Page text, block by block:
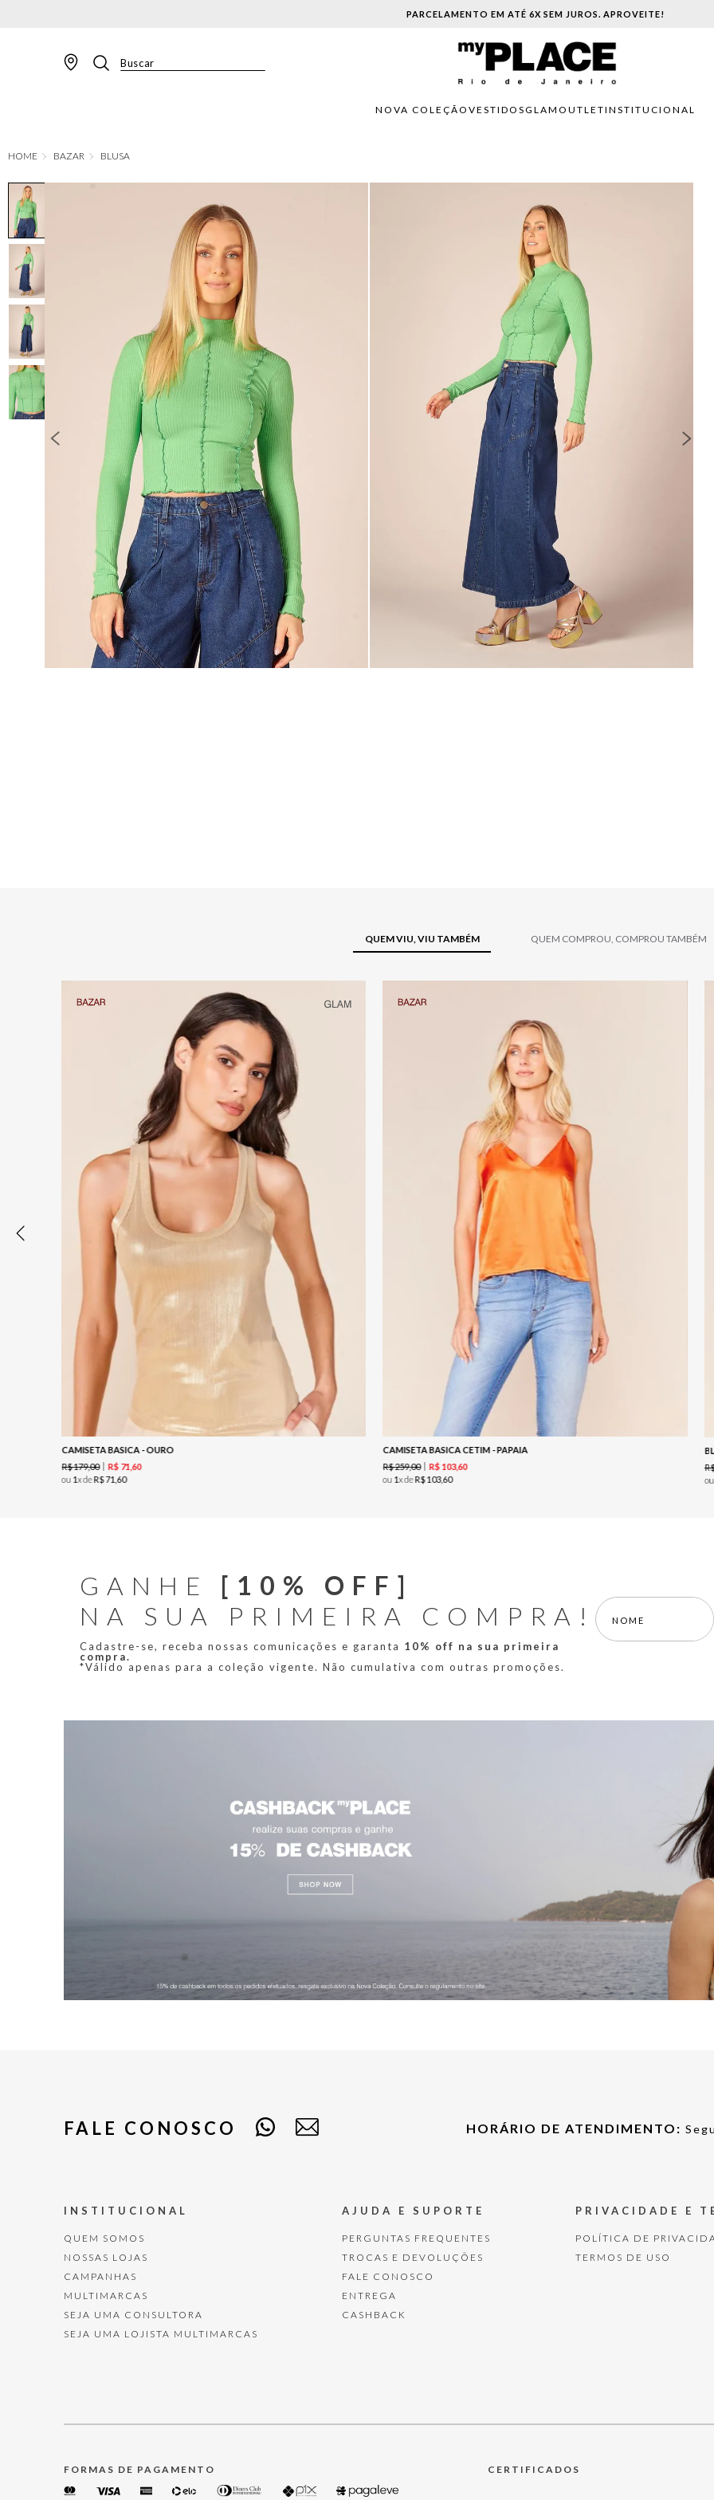
PARCELAMENTO EM ATÉ 6X SEM JUROS. APROVEITE!
Buscar
CALÇA JEANS
SHORT
COLETE
NOVA COLEÇÃO VESTIDOSGLAM OUTLETINSTITUCIONAL
BAZAR BLUSA
QUEM VIU, VIU TAMBÉM QUEM COMPROU, COMPROU TAMBÉM
CAMISETA BASICA - OURO
R$179,00 R$ 71 ,60
ou 1x deR$71 60
CAMISETA BASICA CETIM - PAPAIA
R$259,00 R$ 103,60
ou 1x deR$103,60
ou
GANHE [10% OFF]
NA SUA PRIMEIRA COMPRA!
Cadastre-se, receba nossas comunicações e garanta 10% off na sua primeira
compra.
*Válido apenas para a coleção vigente. Não cumulativa com outras promoções.
FALE CONOSCO HORÁRIO DE ATENDIMENTO:
INSTITUCIONAL
QUEM SOMOS
NOSSAS LOJAS
CAMPANHAS
MULTIMARCAS
SEJA UMA CONSULTORA
SEJA UMA LOJISTA MULTIMARCAS
AJUDA E SUPORTE
PERGUNTAS FREQUENTES
TROCAS E DEVOLUÇÕES
FALE CONOSCO
ENTREGA
CASHBACK
PRIVACIDADE E
POLÍTICA DE
TERMOS DE USO
FORMAS DE PAGAMENTO CERTIFICADOS